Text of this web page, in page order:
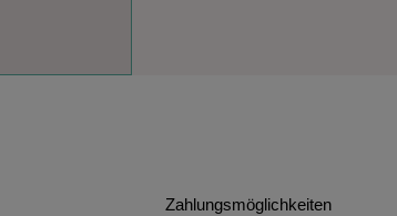
Zahlungsmöglichkeiten